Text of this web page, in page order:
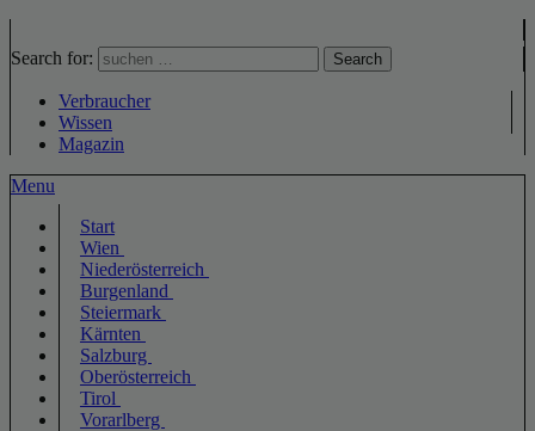
Search for: Search
Verbraucher
Wissen
Magazin
Menu
Start
Wien
Niederösterreich
Burgenland
Steiermark
Kärnten
Salzburg
Oberösterreich
Tirol
Vorarlberg